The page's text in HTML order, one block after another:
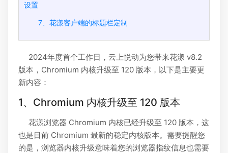
设置
7、花漾客户端的标题栏定制
2024年度首个工作日，云上悦动为您带来花漾 v8.2
版本，Chromium 内核升级至 120 版本，以下是主要更
新内容：
1、Chromium 内核升级至 120 版本
花漾浏览器 Chromium 内核已经升级至 120 版本，这
也是目前 Chromium 最新的稳定内核版本。需要提醒您
的是，浏览器内核升级意味着您的浏览器指纹信息也需要